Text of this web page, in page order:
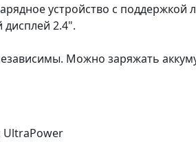
устройство с
дисплей 2.4".
Можно заряжать
UltraPower